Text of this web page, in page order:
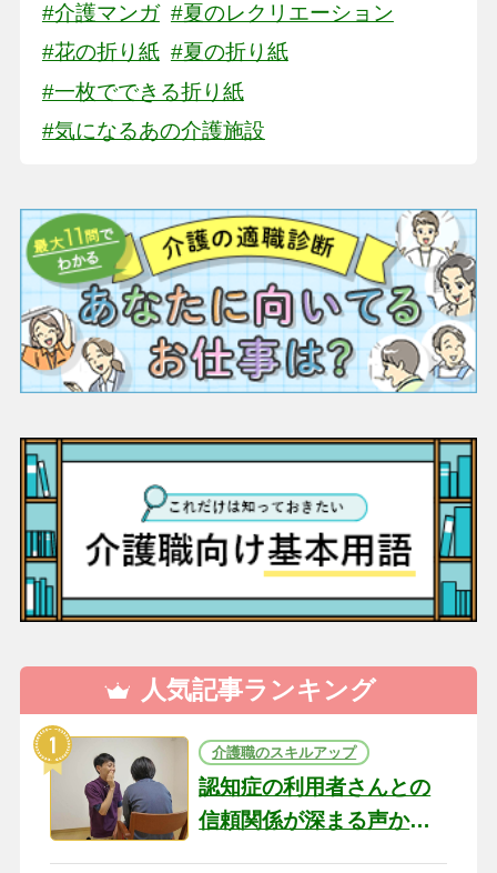
#介護マンガ #夏のレクリエーション
#花の折り紙 #夏の折り紙
#一枚でできる折り紙
#気になるあの介護施設
人気記事ランキング
介護職のスキルアップ
認知症の利用者さんとの
信頼関係が深まる声かけ